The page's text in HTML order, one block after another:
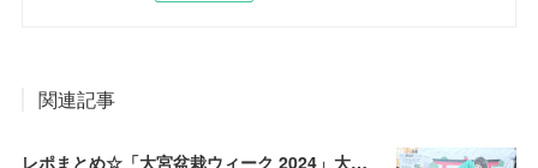
関連記事
レポまとめ☆「大宮盆栽ウィーク 2024」大盆栽まつり、おおみや盆栽まつりにいってきた